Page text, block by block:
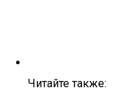
Читайте также: